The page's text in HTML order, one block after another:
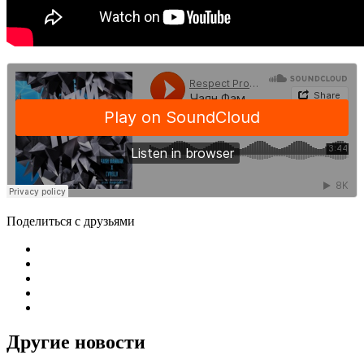
Поделиться с друзьями
Другие новости